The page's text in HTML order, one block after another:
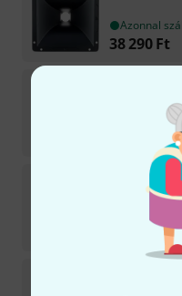
Azonnal
38 290 Ft
Azonnal
T2030
Azonnal
Ft